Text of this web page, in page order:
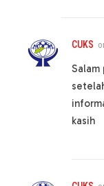
CUKS
Salam
kasih